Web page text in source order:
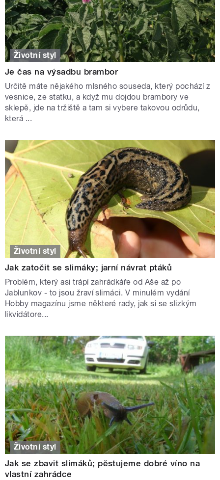
Životní styl
Je čas na výsadbu brambor
Určitě máte nějakého mlsného souseda, který pochází z
vesnice, ze statku, a když mu dojdou brambory ve
sklepě, jde na tržiště a tam si vybere takovou odrůdu,
která ...
Životní styl
Jak zatočit se slimáky; jarní návrat ptáků
Problém, který asi trápí zahrádkáře od Aše až po
Jablunkov - to jsou žraví slimáci. V minulém vydání
Hobby magazínu jsme některé rady, jak si se slizkým
likvidátore...
Životní styl
Jak se zbavit slimáků; pěstujeme dobré víno na
vlastní zahrádce